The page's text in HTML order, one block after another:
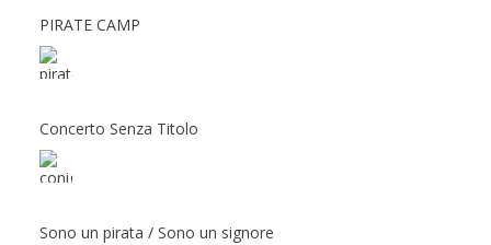
PIRATE CAMP
Concerto Senza Titolo
Sono un pirata / Sono un signore